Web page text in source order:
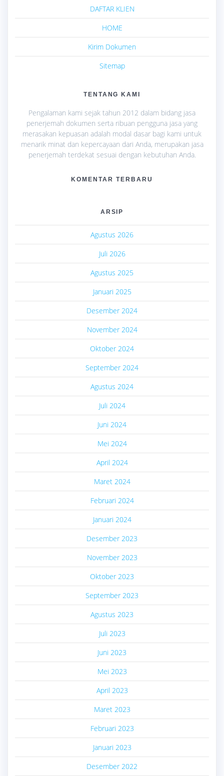
DAFTAR KLIEN
HOME
Kirim Dokumen
Sitemap
TENTANG KAMI
Pengalaman kami sejak tahun 2012 dalam bidang jasa
penerjemah dokumen serta ribuan pengguna jasa yang
merasakan kepuasan adalah modal dasar bagi kami untuk
menarik minat dan kepercayaan dari Anda, merupakan jasa
penerjemah terdekat sesuai dengan kebutuhan Anda.
KOMENTAR TERBARU
ARSIP
Agustus 2026
Juli 2026
Agustus 2025
Januari 2025
Desember 2024
November 2024
Oktober 2024
September 2024
Agustus 2024
Juli 2024
Juni 2024
Mei 2024
April 2024
Maret 2024
Februari 2024
Januari 2024
Desember 2023
November 2023
Oktober 2023
September 2023
Agustus 2023
Juli 2023
Juni 2023
Mei 2023
April 2023
Maret 2023
Februari 2023
Januari 2023
Desember 2022